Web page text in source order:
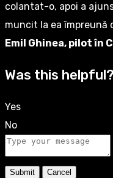
colantat-o, apoi a
muncit la ea împreună
Emil Ghinea, pilot în
Was this helpful?
Yes
No
Submit Cancel